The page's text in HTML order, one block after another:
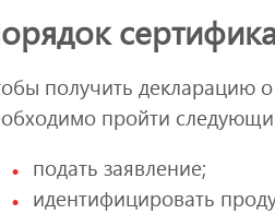
получить декларацию
пройти
подать заявление;
идентифицировать